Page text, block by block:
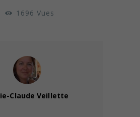
1696 Vues
Claude Veillette